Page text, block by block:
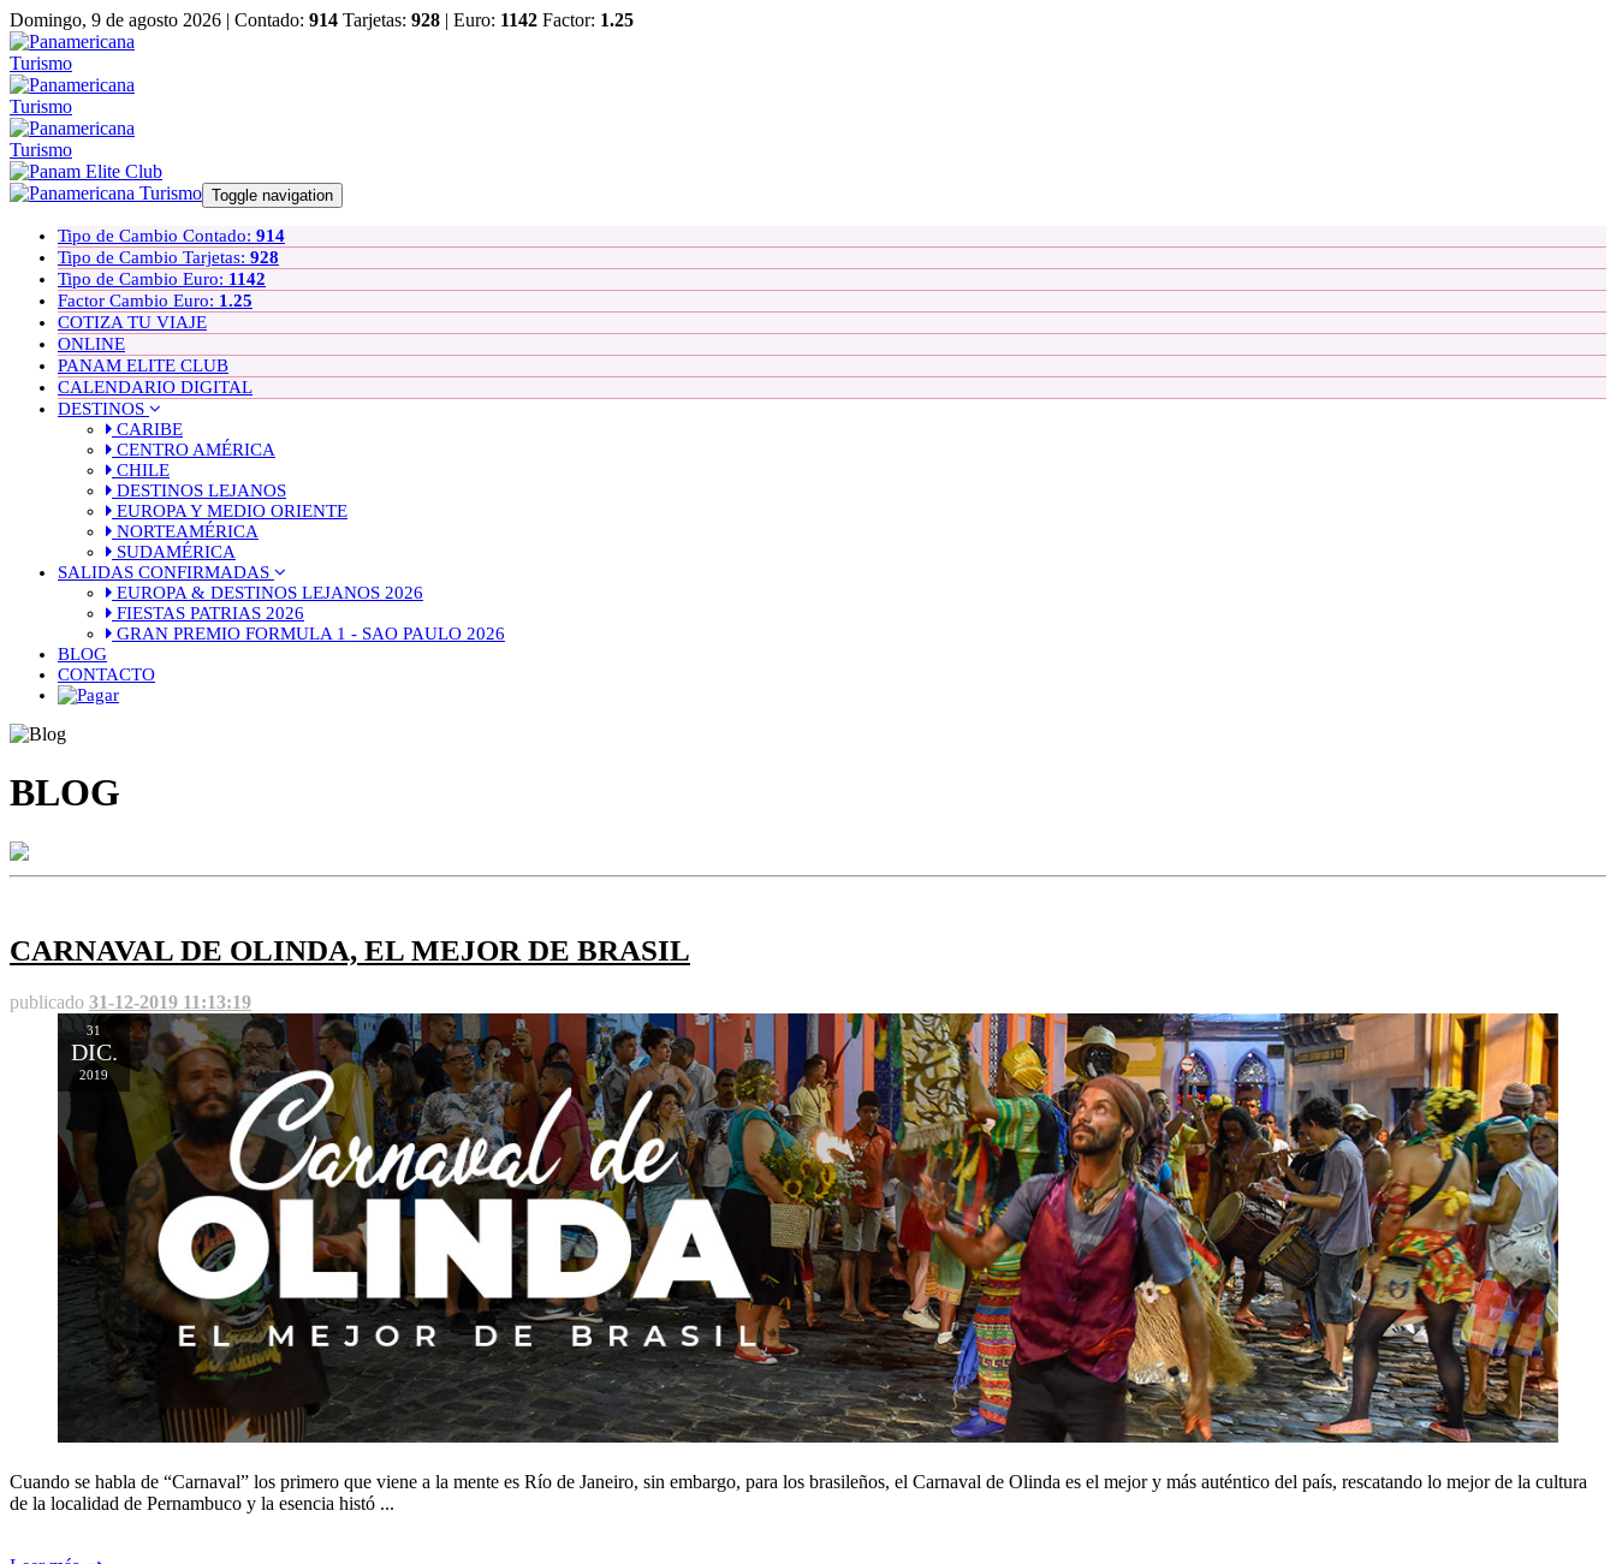
Domingo, 9 de agosto 2026 | Contado: 914 Tarjetas: 928 | Euro: 1142 Factor: 1.25
Toggle navigation
Tipo de Cambio Contado: 914
Tipo de Cambio Tarjetas: 928
Tipo de Cambio Euro: 1142
Factor Cambio Euro: 1.25
COTIZA TU VIAJE
ONLINE
PANAM ELITE CLUB
CALENDARIO DIGITAL
DESTINOS
CARIBE
CENTRO AMÉRICA
CHILE
DESTINOS LEJANOS
EUROPA Y MEDIO ORIENTE
NORTEAMÉRICA
SUDAMÉRICA
SALIDAS CONFIRMADAS
EUROPA & DESTINOS LEJANOS 2026
FIESTAS PATRIAS 2026
GRAN PREMIO FORMULA 1 - SAO PAULO 2026
BLOG
CONTACTO
BLOG
CARNAVAL DE OLINDA, EL MEJOR DE BRASIL
publicado 31-12-2019 11:13:19
31
DIC.
2019
Cuando se habla de “Carnaval” los primero que viene a la mente es Río de Janeiro, sin embargo, para los brasileños, el Carnaval de Olinda es el mejor y más auténtico del país, rescatando lo mejor de la cultura
de la localidad de Pernambuco y la esencia histó ...